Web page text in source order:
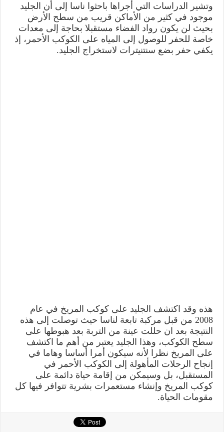
وتشير الدراسات التي أجراها باحثوا ناسا إلى أن الجليد
موجود في كثير من الأماكن قريب من سطح الأرض
بحيث لن يكون رواد الفضاء مستقبلا بحاجة إلى معدات
خاصة للحفر للوصول إلى المياه على الكوكب الأحمر، إذ
يكفي حفر بضع سنتنيترات لاستخراج الجليد.
هذه وقد اكتشف الجليد على كوكب المريخ في عام
2008 من قبل مركبة تابعة لناسا حيث توصلت إلى هذه
النتيجة بعد ان حللت عينة من التربة بعد هبوطها على
سطح الكوكب، وهذا الجليد يعتبر من أهم ما اكتشف
على المريخ نظرا لأنه سيكون أمرا أساسا وهاما في
إنجاح الرحلات المأهولة إلى الكوكب الأحمر في
المستقبل، بل وسيمكن من إقامة حياة دائمة على
كوكب المريخ وإنشاء مستعمرات بشرية تتوافر فيها كل
مقومات الحياة.